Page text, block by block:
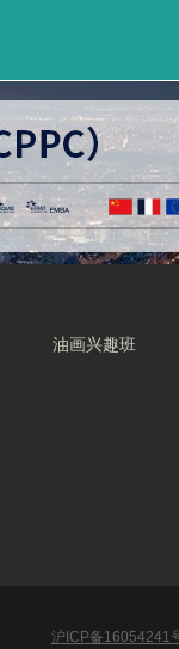
油画兴趣班
沪ICP备16054241